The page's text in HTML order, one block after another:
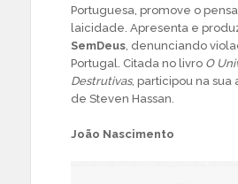
Portuguesa, promove o
laicidade. Apresenta e
SemDeus, denunciando
Portugal. Citada no livro O
Destrutivas, participou na
de Steven Hassan.
João Nascimento